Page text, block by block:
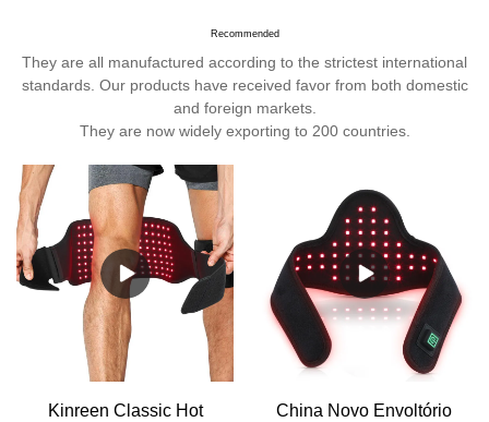
Recommended
They are all manufactured according to the strictest international
standards. Our products have received favor from both domestic
and foreign markets.
They are now widely exporting to 200 countries.
Kinreen Classic Hot
China Novo Envoltório